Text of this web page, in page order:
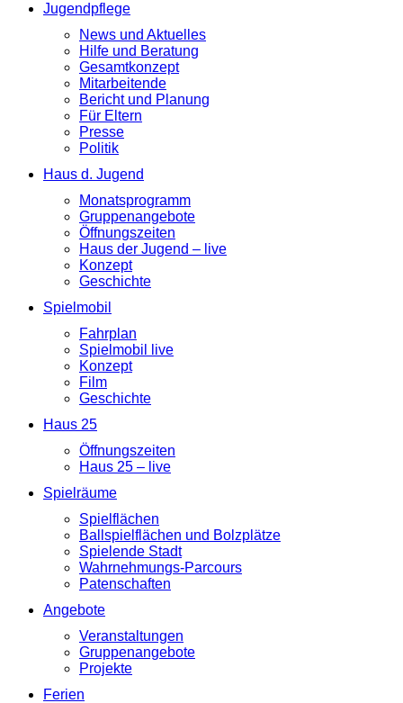
Jugendpflege
News und Aktuelles
Hilfe und Beratung
Gesamtkonzept
Mitarbeitende
Bericht und Planung
Für Eltern
Presse
Politik
Haus d. Jugend
Monatsprogramm
Gruppenangebote
Öffnungszeiten
Haus der Jugend – live
Konzept
Geschichte
Spielmobil
Fahrplan
Spielmobil live
Konzept
Film
Geschichte
Haus 25
Öffnungszeiten
Haus 25 – live
Spielräume
Spielflächen
Ballspielflächen und Bolzplätze
Spielende Stadt
Wahrnehmungs-Parcours
Patenschaften
Angebote
Veranstaltungen
Gruppenangebote
Projekte
Ferien